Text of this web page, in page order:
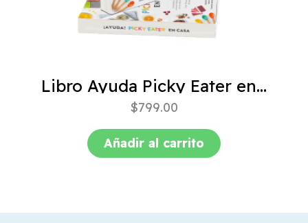
Libro Ayuda Picky Eater en casa
$799.00
Añadir al carrito